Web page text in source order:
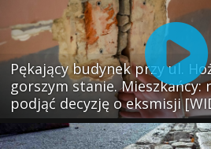
Pękający budynek przy ul.
gorszym stanie. Mieszkańcy:
podjąć decyzję o eksmisji